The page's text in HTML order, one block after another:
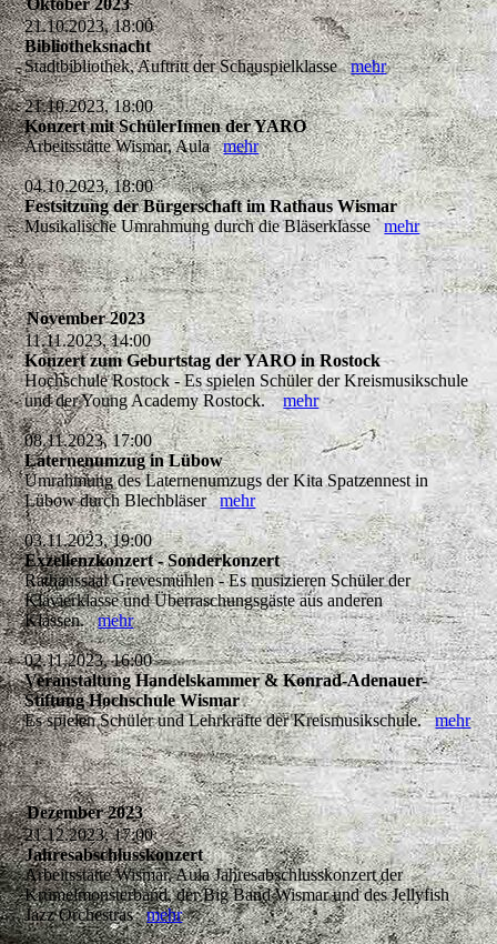
Oktober 2023
21.10.2023, 18:00
Bibliotheksnacht
Stadtbibliothek, Auftritt der Schauspielklassemehr
21.10.2023, 18:00
Konzert mit SchülerInnen der YARO
Arbeitsstätte Wismar, Aulamehr
04.10.2023, 18:00
Festsitzung der Bürgerschaft im Rathaus Wismar
Musikalische Umrahmung durch die Bläserklassemehr
November 2023
11.11.2023, 14:00
Konzert zum Geburtstag der YARO in Rostock
Hochschule Rostock - Es spielen Schüler der Kreismusikschule
und der Young Academy Rostock.mehr
08.11.2023, 17:00
Laternenumzug in Lübow
Umrahmung des Laternenumzugs der Kita Spatzennest in
Lübow durch Blechbläsermehr
03.11.2023, 19:00
Exzellenzkonzert - Sonderkonzert
Rathaussaal Grevesmühlen - Es musizieren Schüler der
Klavierklasse und Überraschungsgäste aus anderen
Klassen.mehr
02.11.2023, 16:00
Veranstaltung Handelskammer & Konrad-Adenauer-
Stiftung Hochschule Wismar
Es spielen Schüler und Lehrkräfte der Kreismusikschule.mehr
Dezember 2023
21.12.2023, 17:00
Jahresabschlusskonzert
Arbeitsstätte Wismar, Aula Jahresabschlusskonzert der
Krümelmonsterband, der Big Band Wismar und des Jellyfish
Jazz Orchestrasmehr